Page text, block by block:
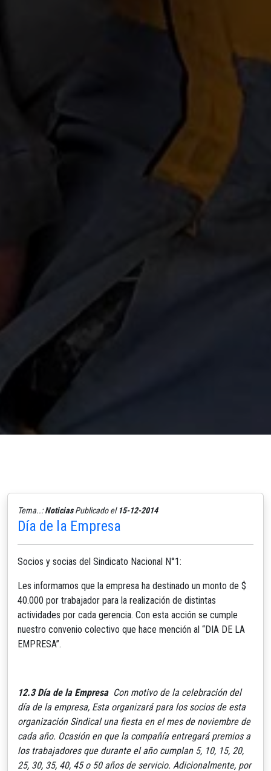
Tema..:NoticiasPublicado el 15-12-2014
Día de la Empresa
Socios y socias del Sindicato Nacional N°1:
Les informamos que la empresa ha destinado un monto de $
40.000 por trabajador para la realización de distintas
actividades por cada gerencia. Con esta acción se cumple
nuestro convenio colectivo que hace mención al “DIA DE LA
EMPRESA”.
12.3 Día de la EmpresaCon motivo de la celebración del
día de la empresa, Esta organizará para los socios de esta
organización Sindical una fiesta en el mes de noviembre de
cada año. Ocasión en que la compañía entregará premios a
los trabajadores que durante el año cumplan 5, 10, 15, 20,
25, 30, 35, 40, 45 o 50 años de servicio. Adicionalmente, por